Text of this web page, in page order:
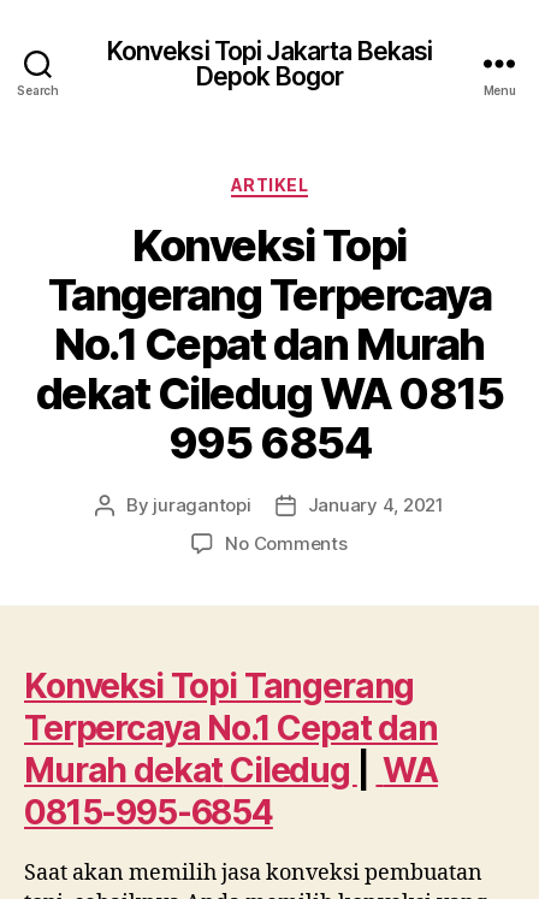
Search
Konveksi Topi Jakarta Bekasi
Depok Bogor
Menu
Categories
ARTIKEL
Konveksi Topi
Tangerang Terpercaya
No.1 Cepat dan Murah
dekat Ciledug WA 0815
995 6854
Post
By juragantopi
PostJanuary 4, 2021
No Commentson
No.1
Cepat
dan
Murah
dekat
0815
995
Konveksi Topi Tangerang
Terpercaya No.1 Cepat dan
Murah dekat Ciledug
WA
0815-995-6854
Saat akan memilih jasa konveksi pembuatan